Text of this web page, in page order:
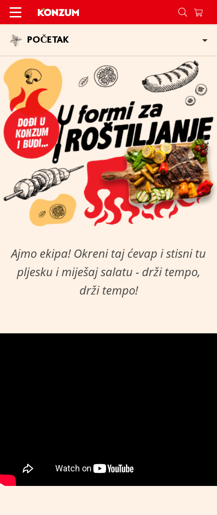
Roštilj - Konzum
POČETAK
POSEBNE PONUDE
NAGRADNI NATJEČAJ
TRIKOVI
RECEPTI
Ajmo ekipa! Okreni taj ćevap i stisni tu
pljesku i miješaj salatu - drži tempo,
drži tempo!